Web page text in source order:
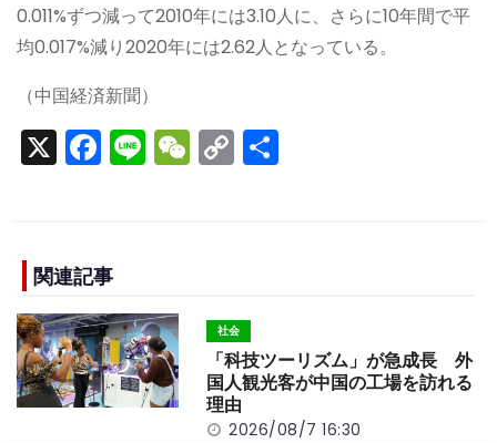
0.011%ずつ減って2010年には3.10人に、さらに10年間で平
均0.017%減り2020年には2.62人となっている。
（中国経済新聞）
X F
a
e
b
o
o
k
Li
n
W
e
C
o
n
k
関連記事
社会
「科技ツーリズム」が急成長 外
国人観光客が中国の工場を訪れる
理由
2026/08/7 16:30